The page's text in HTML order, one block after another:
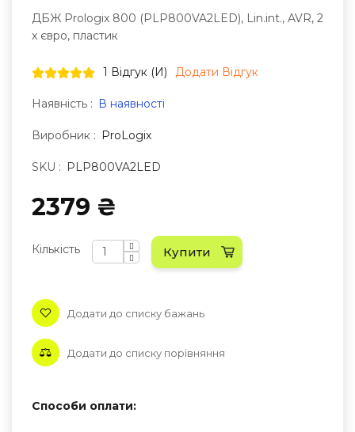
ДБЖ Prologix 800 (PLP800VA2LED), Lin.int., AVR, 2
x євро, пластик
1 Відгук (и) Додати Відгук
Наявність : В наявності
Виробник : ProLogix
SKU : PLP800VA2LED
2379 ₴
Кількість Купити
Додати до списку бажань
Додати до списку порівняння
Способи оплати: